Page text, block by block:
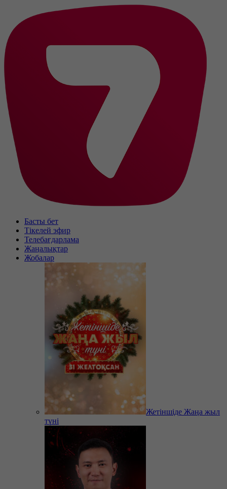
Басты бет
Тікелей эфир
Телебағдарлама
Жаңалықтар
Жобалар
Жетіншіде Жаңа жыл
түні